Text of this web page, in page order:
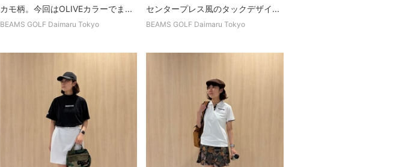
カモ柄。今回はOLIVEカラーでま...
BEAMS GOLF Daimaru Tokyo
センタープレス風のタックデザイ...
BEAMS GOLF Daimaru Tokyo